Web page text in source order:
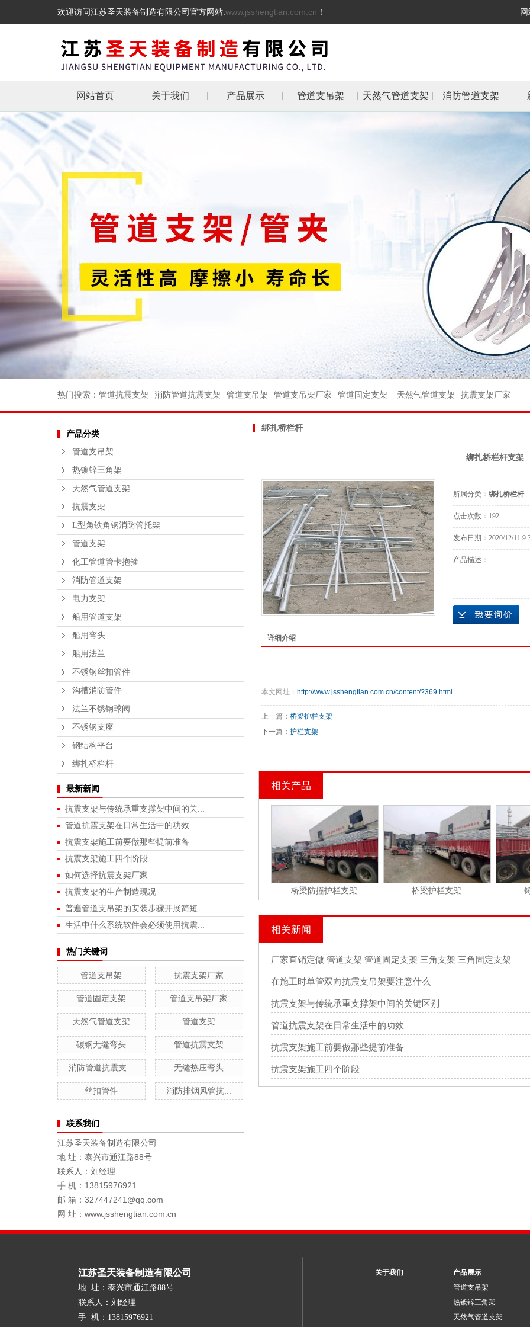
欢迎访问江苏圣天装备制造有限公司官方网站:www.jsshengtian.com.cn ！ 网
网站首页 关于我们 产品展示
L型角铁角钢消防管
托架
管道支架
消防管道支架
不锈钢丝扣管件
沟槽消防管件
法兰不锈钢球阀
不锈钢支座
钢结构平台
绑扎桥栏杆
管道支吊架 天然气管道支架 消防管道支架
热门搜索： 管道抗震支架 消防管道抗震支架 管道支吊架 管道支吊架厂家 管道固定支架 天然气管道支架 抗震支架厂家
产品分类
管道支吊架
热镀锌三角架
天然气管道支架
抗震支架
L型角铁角钢消防管托架
管道支架
化工管道管卡抱箍
消防管道支架
电力支架
船用管道支架
船用弯头
船用法兰
不锈钢丝扣管件
沟槽消防管件
法兰不锈钢球阀
不锈钢支座
钢结构平台
绑扎桥栏杆
最新新闻
抗震支架与传统承重支撑架中间的关...
管道抗震支架在日常生活中的功效
抗震支架施工前要做那些提前准备
抗震支架施工四个阶段
如何选择抗震支架厂家
抗震支架的生产制造现况
普遍管道支吊架的安装步骤开展简短...
生活中什么系统软件会必须使用抗震...
热门关键词
管道支吊架 抗震支架厂家
管道固定支架 管道支吊架厂家
天然气管道支架 管道支架
碳钢无缝弯头 管道抗震支架
消防管道抗震支... 无缝热压弯头
丝扣管件 消防排烟风管抗...
联系我们
江苏圣天装备制造有限公司
地 址：泰兴市通江路88号
联系人：刘经理
手 机：13815976921
邮 箱：327447241@qq.com
网 址：www.jsshengtian.com.cn
绑扎桥栏杆
绑扎桥栏杆支架
所属分类： 绑扎桥栏杆
点击次数： 192
发布日期： 2020/12/11
产品描述：
详细介绍
本文网址： http://www.jsshengtian.com.cn/content/?369.html
上一篇： 桥梁护栏支架
下一篇： 护栏支架
相关产品
桥梁防撞护栏支架 桥梁护栏支架
相关新闻
厂家直销定做 管道支架 管道固定支架 三角支架 三角固定支架
在施工时单管双向抗震支吊架要注意什么
抗震支架与传统承重支撑架中间的关键区别
管道抗震支架在日常生活中的功效
抗震支架施工前要做那些提前准备
抗震支架施工四个阶段
江苏圣天装备制造有限公司
地 址：泰兴市通江路88号
联系人：刘经理
手 机：13815976921
关于我们
产品展示
管道支吊架
热镀锌三角架
天然气管道支架